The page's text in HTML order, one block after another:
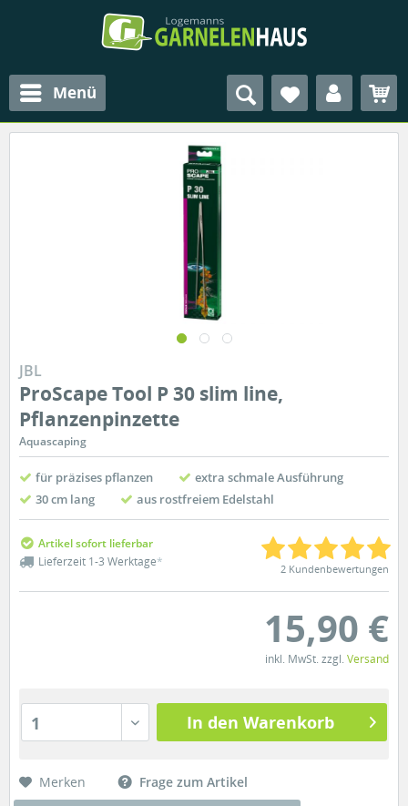
Menü
JBL
ProScape Tool P 30 slim line,
Pflanzenpinzette
Aquascaping
für präzises pflanzen
extra schmale Ausführung
30 cm lang
aus rostfreiem Edelstahl
Artikel sofort lieferbar
Lieferzeit 1-3 Werktage* 2 Kundenbewertungen
15,90 €
inkl. MwSt. zzgl. Versand
1 In den Warenkorb
Merken Frage zum Artikel